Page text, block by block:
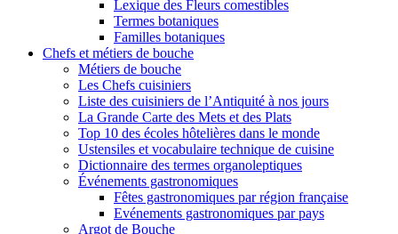
Lexique des Fleurs comestibles
Termes botaniques
Familles botaniques
Chefs et métiers de bouche
Métiers de bouche
Les Chefs cuisiniers
Liste des cuisiniers de l’Antiquité à nos jours
La Grande Carte des Mets et des Plats
Top 10 des écoles hôtelières dans le monde
Ustensiles et vocabulaire technique de cuisine
Dictionnaire des termes organoleptiques
Événements gastronomiques
Fêtes gastronomiques par région française
Evénements gastronomiques par pays
Argot de Bouche